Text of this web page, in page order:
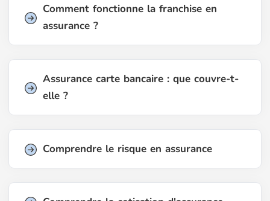
Comment fonctionne la franchise en
assurance ?
Assurance carte bancaire : que couvre-t-
elle ?
Comprendre le risque en assurance